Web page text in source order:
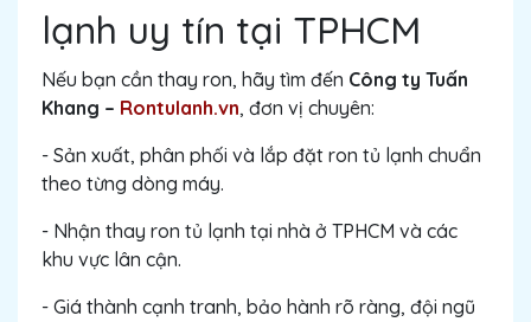
lạnh uy tín tại TPHCM
Nếu bạn cần thay ron, hãy tìm đến Công ty Tuấn
Khang – Rontulanh.vn, đơn vị chuyên:
- Sản xuất, phân phối và lắp đặt ron tủ lạnh chuẩn
theo từng dòng máy.
- Nhận thay ron tủ lạnh tại nhà ở TPHCM và các
khu vực lân cận.
- Giá thành cạnh tranh, bảo hành rõ ràng, đội ngũ